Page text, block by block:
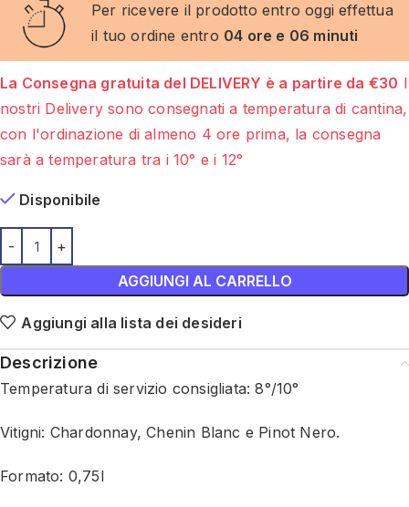
Per ricevere il prodotto entro oggi effettua
il tuo ordine entro 04 ore e 06 minuti
La Consegna gratuita del DELIVERY è a partire da €30 I
nostri Delivery sono consegnati a temperatura di cantina,
con l'ordinazione di almeno 4 ore prima, la consegna
sarà a temperatura tra i 10° e i 12°
Disponibile
AGGIUNGI AL CARRELLO
Aggiungi alla lista dei desideri
Descrizione
Temperatura di servizio consigliata: 8°/10°
Vitigni: Chardonnay, Chenin Blanc e Pinot Nero.
Formato: 0,75l